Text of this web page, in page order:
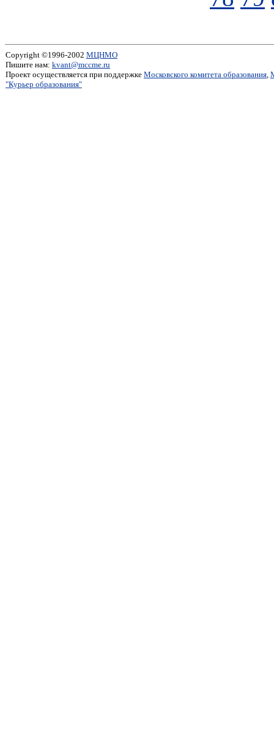
Copyright ©1996-2002 МЦНМО
Пишите нам: kvant@mccme.ru
Проект осуществляется при поддержке Московского комитета образования,
"Курьер образования"